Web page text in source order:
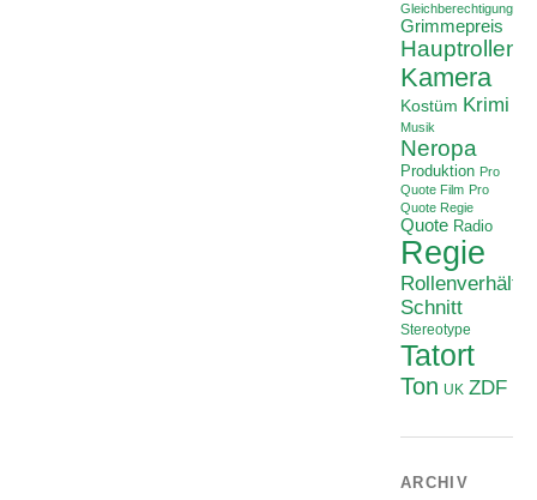
Gleichberechtigung
Grimmepreis
Hauptrollen
Kamera
Kostüm Krimi
Musik
Neropa
Produktion Pro
Quote Film Pro
Quote Regie
Quote Radio
Regie
Schnitt
Stereotype
Tatort
Ton UK ZDF
ARCHIV